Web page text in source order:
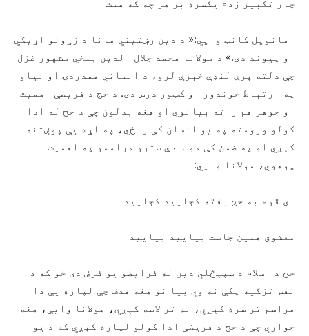
چار تکبير زدم يکسره بر هر چه که هست
امانويل کانټ وايي:« د دين رښتيني مانا د زړونو اړيکي
او پيوند دی.» د مولانا محمد جلال الدين بلخي مشهور غزل
چې دلته پرې لنډې خبرې لرو، د انساني همدردۍ او نياو
په ارتباط خوندور او ګټور درس دی. د حج د فريضې اهميت
او جوهر هم راته بيانوي او هغه بدلون چې د حج له ادا
کولو وروسته په يو انسان کې راځي، په اړه يې پوښتنه
کېږي او په ضمن کې مو د دې سترو مراسمو په اهميت
پوهوي، مولانا وايي:
ای قوم به حج رفته کجاييد کجاييد
معشوق همين جاست بياييد بياييد
حج د اسلام د سپېڅلي دين له فرايضو يو فرض دی خو که د
نفس تزکيه پکې نه وي بيا نو هغه هدف چې لپاره يې دا
مراسم تر سره کېږي، نه تر لاسه کېږي، مولانا وايې، هغه
خواري چې د حج د فريضې ادا کولو لپاره کېږي که د يو